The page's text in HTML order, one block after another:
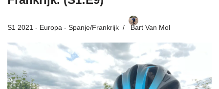
S1 2021 - Europa - Spanje/Frankrijk Bart Van Mol